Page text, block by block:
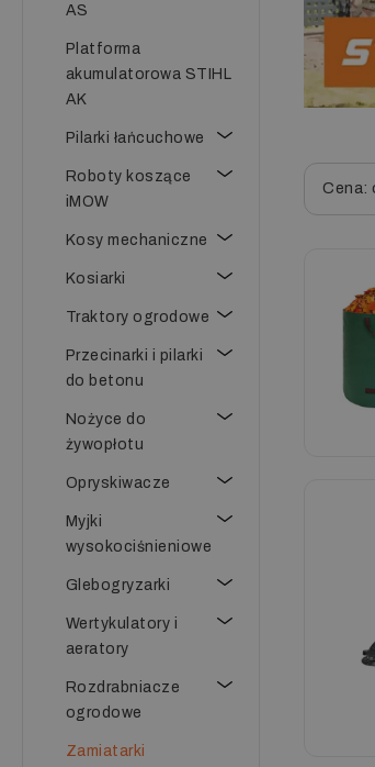
AS
Platforma
akumulatorowa STIHL
AK
Pilarki łańcuchowe
Roboty koszące
iMOW
Kosy mechaniczne
Kosiarki
Traktory ogrodowe
Przecinarki i pilarki
do betonu
Nożyce do
żywopłotu
Opryskiwacze
Myjki
wysokociśnieniowe
Glebogryzarki
Wertykulatory i
aeratory
Rozdrabniacze
ogrodowe
Zamiatarki
Cena: